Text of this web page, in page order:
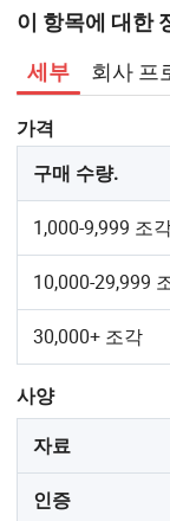
이 항목에 대한
세부 회사 프
가격
구매 수량.
1,000-9,999 조
10,000-29,999
30,000+ 조각
사양
자료
인증